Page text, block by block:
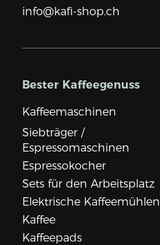
info@kafi-shop.ch
Bester Kaffeegenuss
Kaffeemaschinen
Siebträger /
Espressomaschinen
Espressokocher
Sets für den Arbeitsplatz
Elektrische Kaffeemühlen
Kaffee
Kaffeepads